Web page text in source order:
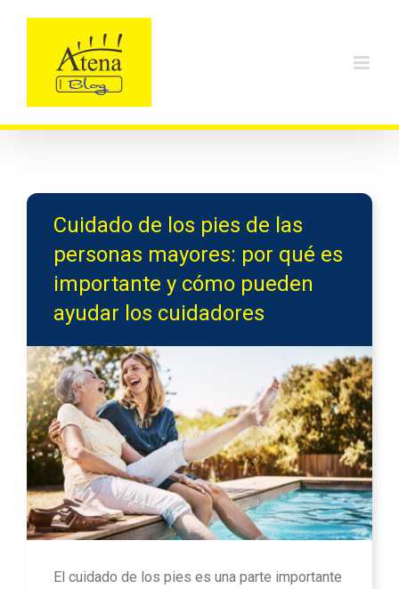
Cuidado de los pies de las
personas mayores: por qué es
importante y cómo pueden
ayudar los cuidadores
El cuidado de los pies es una parte importante